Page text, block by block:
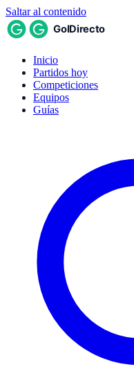
Saltar al contenido
Inicio
Partidos hoy
Competiciones
Equipos
Guías